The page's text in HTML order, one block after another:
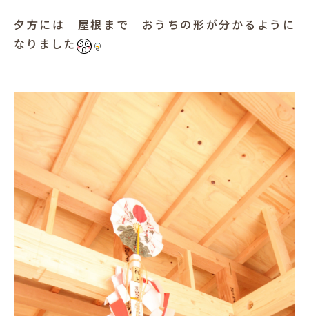
夕方には 屋根まで おうちの形が分かるように
なりました